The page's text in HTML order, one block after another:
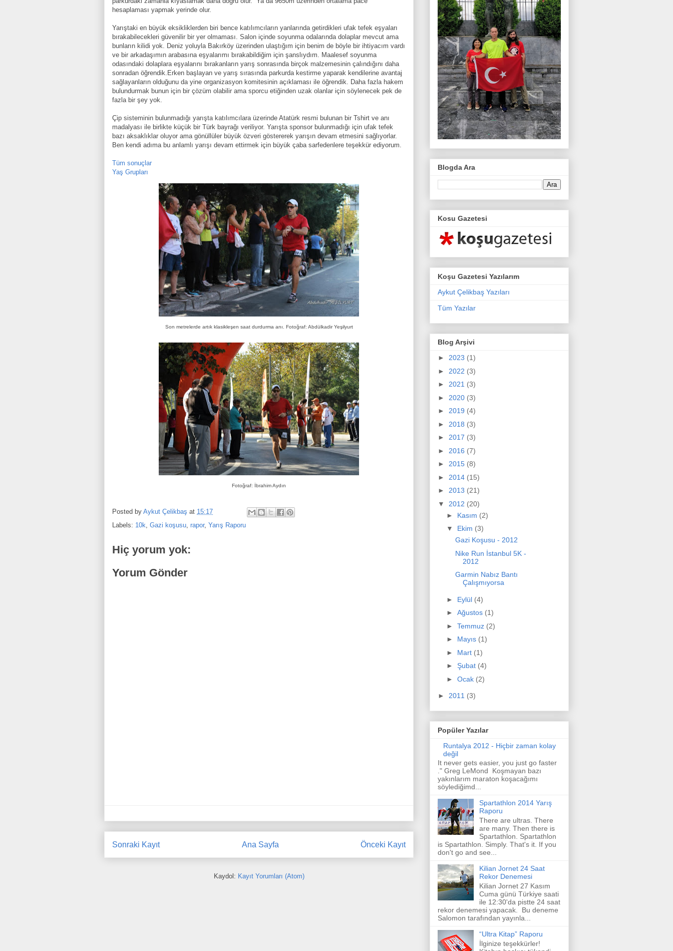
hesaplaması yapmak yerinde olur.
Yarıştaki en büyük eksikliklerden biri bence katılımcıların yanlarında getirdikleri ufak tefek eşyaları
bırakabilecekleri güvenilir bir yer olmaması. Salon içinde soyunma odalarında dolaplar mevcut ama
bunların kilidi yok. Deniz yoluyla Bakırköy üzerinden ulaştığım için benim de böyle bir ihtiyacım vardı
ve bir arkadaşımın arabasına eşyalarımı bırakabildiğim için şanslıydım. Maalesef soyunma
odasındaki dolaplara eşyalarını bırakanların yarış sonrasında birçok malzemesinin çalındığını daha
sonradan öğrendik.Erken başlayan ve yarış sırasında parkurda kestirme yaparak kendilerine avantaj
sağlayanların olduğunu da yine organizasyon komitesinin açıklaması ile öğrendik. Daha fazla hakem
bulundurmak bunun için bir çözüm olabilir ama sporcu etiğinden uzak olanlar için söylenecek pek de
fazla bir şey yok.
Çip sisteminin bulunmadığı yarışta katılımcılara üzerinde Atatürk resmi bulunan bir Tshirt ve anı
madalyası ile birlikte küçük bir Türk bayrağı veriliyor. Yarışta sponsor bulunmadığı için ufak tefek
bazı aksaklıklar oluyor ama gönüllüler büyük özveri göstererek yarışın devam etmesini sağlıyorlar.
Ben kendi adıma bu anlamlı yarışı devam ettirmek için büyük çaba sarfedenlere teşekkür ediyorum.
Tüm sonuçlar
Yaş Grupları
Son metrelerde artık klasikleşen saat durdurma anı. Fotoğraf: Abdülkadir Yeşilyurt
Fotoğraf: İbrahim Aydın
Posted by Aykut Çelikbaş at 15:17
Labels: 10k, Gazi koşusu, rapor, Yarış Raporu
Hiç yorum yok:
Yorum Gönder
Sonraki Kayıt Önceki Kayıt
Ana Sayfa
Kaydol: Kayıt Yorumları (Atom)
Blogda Ara
Kosu Gazetesi
Koşu Gazetesi Yazılarım
Aykut Çelikbaş Yazıları
Tüm Yazılar
Blog Arşivi
► 2023 (1)
► 2022 (3)
► 2021 (3)
► 2020 (3)
► 2019 (4)
► 2018 (3)
► 2017 (3)
► 2016 (7)
► 2015 (8)
► 2014 (15)
► 2013 (21)
▼ 2012 (20)
► Kasım (2)
▼ Ekim (3)
Gazi Koşusu - 2012
Nike Run İstanbul 5K -
2012
Garmin Nabız Bantı
Çalışmıyorsa
► Eylül (4)
► Ağustos (1)
► Temmuz (2)
► Mayıs (1)
► Mart (1)
► Şubat (4)
► Ocak (2)
► 2011 (3)
Popüler Yazılar
Runtalya 2012 - Hiçbir zaman kolay
değil
It never gets easier, you just go faster
." Greg LeMond Koşmayan bazı
yakınlarım maraton koşacağımı
söylediğimd...
Spartathlon 2014 Yarış
Raporu
There are ultras. There
are many. Then there is
Spartathlon. Spartathlon
is Spartathlon. Simply. That's it. If you
don't go and see...
Kilian Jornet 24 Saat
Rekor Denemesi
Kilian Jornet 27 Kasım
Cuma günü Türkiye saati
ile 12:30'da pistte 24 saat
rekor denemesi yapacak. Bu deneme
Salomon tarafından yayınla...
“Ultra Kitap” Raporu
İlginize teşekkürler!